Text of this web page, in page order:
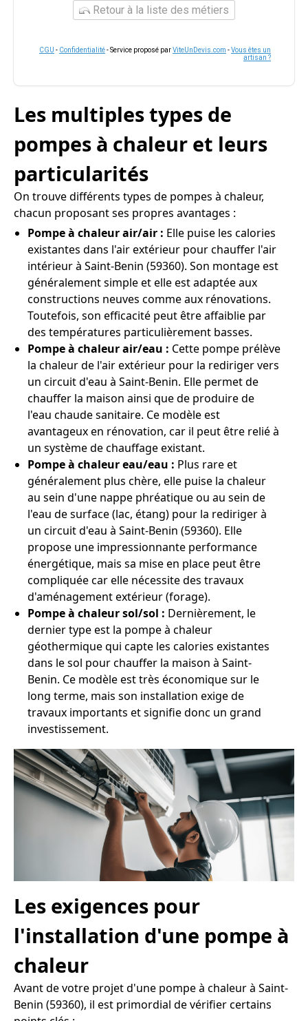
Retour à la liste des métiers
CGU - Confidentialité- Service proposé parViteUnDevis.com -Vous êtes un
artisan ?
Les multiples types de
pompes à chaleur et leurs
particularités
On trouve différents types de pompes à chaleur,
chacun proposant ses propres avantages :
Pompe à chaleur air/air : Elle puise les calories
existantes dans l'air extérieur pour chauffer l'air
intérieur à Saint-Benin (59360). Son montage est
généralement simple et elle est adaptée aux
constructions neuves comme aux rénovations.
Toutefois, son efficacité peut être affaiblie par
des températures particulièrement basses.
Pompe à chaleur air/eau : Cette pompe prélève
la chaleur de l'air extérieur pour la rediriger vers
un circuit d'eau à Saint-Benin. Elle permet de
chauffer la maison ainsi que de produire de
l'eau chaude sanitaire. Ce modèle est
avantageux en rénovation, car il peut être relié à
un système de chauffage existant.
Pompe à chaleur eau/eau : Plus rare et
généralement plus chère, elle puise la chaleur
au sein d'une nappe phréatique ou au sein de
l'eau de surface (lac, étang) pour la rediriger à
un circuit d'eau à Saint-Benin (59360). Elle
propose une impressionnante performance
énergétique, mais sa mise en place peut être
compliquée car elle nécessite des travaux
d'aménagement extérieur (forage).
Pompe à chaleur sol/sol : Dernièrement, le
dernier type est la pompe à chaleur
géothermique qui capte les calories existantes
dans le sol pour chauffer la maison à Saint-
Benin. Ce modèle est très économique sur le
long terme, mais son installation exige de
travaux importants et signifie donc un grand
investissement.
Les exigences pour
l'installation d'une pompe à
chaleur
Avant de votre projet d'une pompe à chaleur à Saint-
Benin (59360), il est primordial de vérifier certains